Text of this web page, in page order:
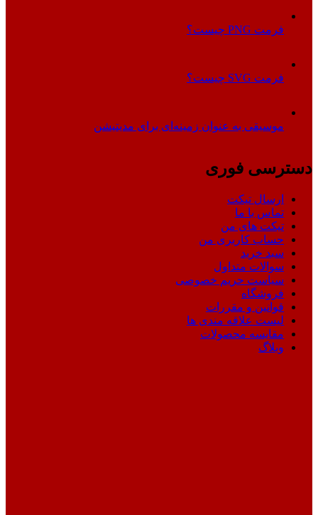
فرمت PNG چیست؟
فرمت SVG چیست؟
موسیقی به عنوان زمینه‌ای برای مدیتیشن
دسترسی فوری
ارسال تیکت
تماس با ما
تیکت های من
حساب کاربری من
سبد خرید
سوالات متداول
سیاست حریم خصوصی
فروشگاه
قوانین و مقررات
لیست علاقه مندی ها
مقایسه محصولات
وبلاگ